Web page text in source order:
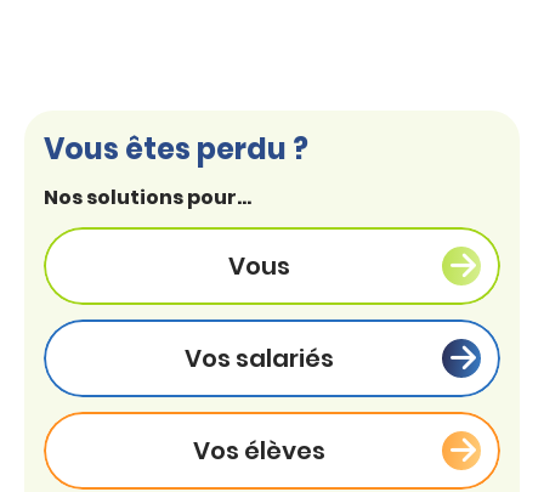
Vous êtes perdu ?
Nos solutions pour...
Vous
Vos salariés
Vos élèves